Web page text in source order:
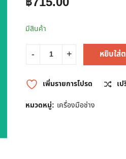
มีสินค้า
หยิบใส่
เพิ่มรายการโปรด
เ
หมวดหมู่: เครื่องมือช่าง